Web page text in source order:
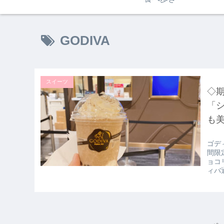
GODIVA
スイーツ
◇期
「
も
ゴデ
間限
ョコ
ィバ